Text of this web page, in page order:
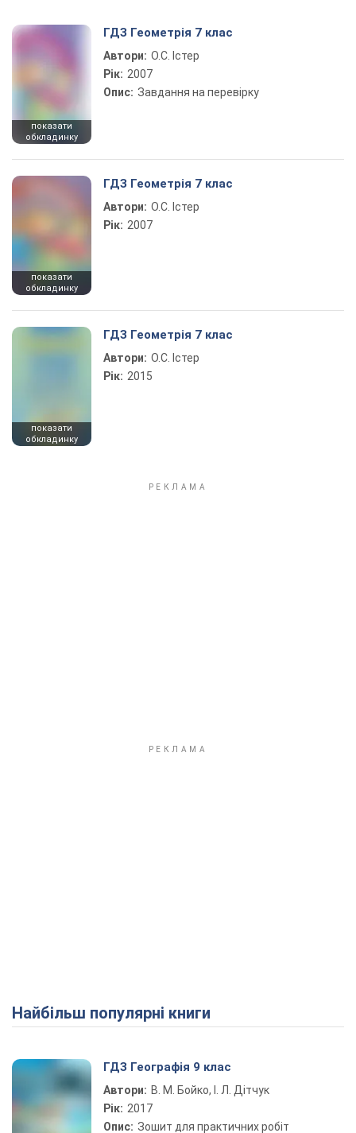
показати
обкладинку
ГДЗ Геометрія 7 клас
Автори: О.С. Істер
Рік: 2007
Опис: Завдання на перевірку
показати
обкладинку
ГДЗ Геометрія 7 клас
Автори: О.С. Істер
Рік: 2007
показати
обкладинку
ГДЗ Геометрія 7 клас
Автори: О.С. Істер
Рік: 2015
Найбільш популярні книги
ГДЗ Географія 9 клас
Автори: В. М. Бойко, І. Л. Дітчук
Рік: 2017
Опис: Зошит для практичних робіт